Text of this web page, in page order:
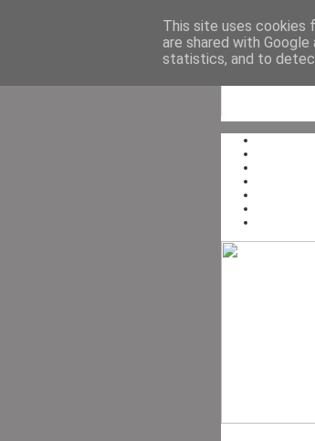
This site uses cookies
are shared with
statistics, and to